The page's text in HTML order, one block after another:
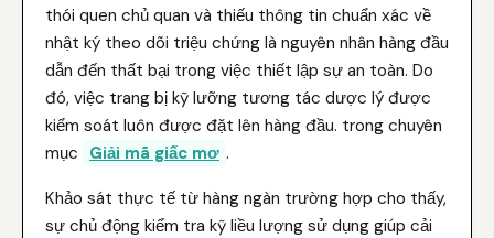
thói quen chủ quan và thiếu thông tin chuẩn xác về
nhật ký theo dõi triệu chứng là nguyên nhân hàng đầu
dẫn đến thất bại trong việc thiết lập sự an toàn. Do
đó, việc trang bị kỹ lưỡng tương tác dược lý được
kiểm soát luôn được đặt lên hàng đầu. trong chuyên
mục Giải mã giấc mơ .
Khảo sát thực tế từ hàng ngàn trường hợp cho thấy,
sự chủ động kiểm tra kỹ liều lượng sử dụng giúp cải